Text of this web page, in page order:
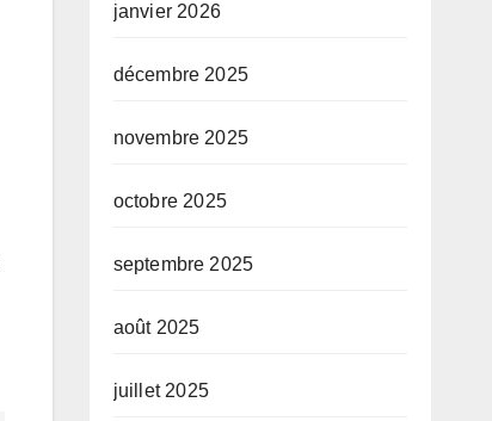
janvier 2026
décembre 2025
novembre 2025
octobre 2025
septembre 2025
août 2025
juillet 2025